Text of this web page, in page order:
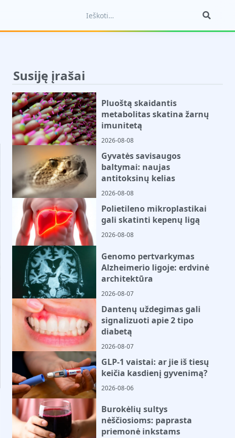
Susiję įrašai
Pluoštą skaidantis
metabolitas skatina žarnų
imunitetą
2026-08-08
Gyvatės savisaugos
baltymai: naujas
antitoksinų kelias
2026-08-08
Polietileno mikroplastikai
gali skatinti kepenų ligą
2026-08-08
Genomo pertvarkymas
Alzheimerio ligoje: erdvinė
architektūra
2026-08-07
Dantenų uždegimas gali
signalizuoti apie 2 tipo
diabetą
2026-08-07
GLP-1 vaistai: ar jie iš tiesų
keičia kasdienį gyvenimą?
2026-08-06
Burokėlių sultys
nėščiosioms: paprasta
priemonė inkstams